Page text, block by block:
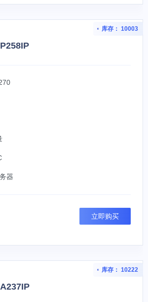
库存： 10003
器
立即购买
库存： 10222